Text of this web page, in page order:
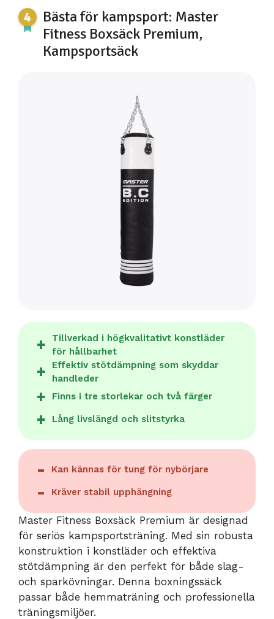
Bästa för kampsport: Master
Fitness Boxsäck Premium,
Kampsportsäck
Tillverkad i högkvalitativt konstläder
för hållbarhet
Effektiv stötdämpning som skyddar
handleder
Finns i tre storlekar och två färger
Lång livslängd och slitstyrka
Kan kännas för tung för nybörjare
Kräver stabil upphängning
Master Fitness Boxsäck Premium är designad
för seriös kampsportsträning. Med sin robusta
konstruktion i konstläder och effektiva
stötdämpning är den perfekt för både slag-
och sparkövningar. Denna boxningssäck
passar både hemmaträning och professionella
träningsmiljöer.